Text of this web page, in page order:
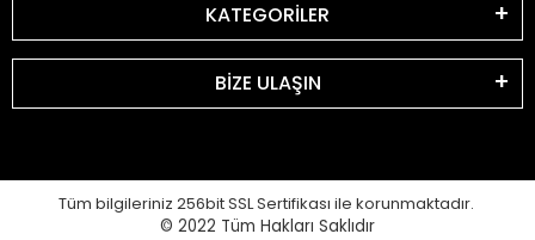
KATEGORİLER
BİZE ULAŞIN
Tüm bilgileriniz 256bit SSL Sertifikası ile korunmaktadır.
© 2022 Tüm Hakları Saklıdır